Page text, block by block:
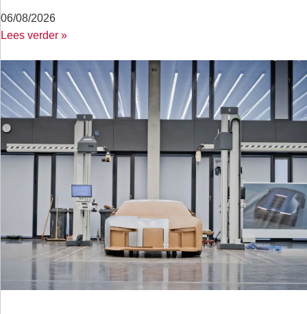
06/08/2026
Lees verder »